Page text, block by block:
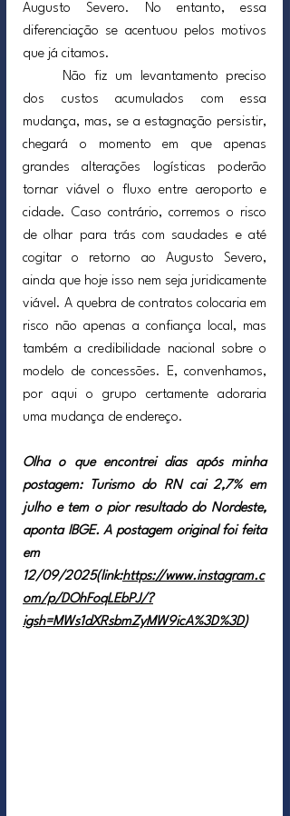
Augusto Severo. No entanto, essa
diferenciação se acentuou pelos motivos
que já citamos.
dos custos acumulados com essa
mudança, mas, se a estagnação persistir,
chegará o momento em que apenas
grandes alterações logísticas poderão
tornar viável o fluxo entre aeroporto e
cidade. Caso contrário, corremos o risco
de olhar para trás com saudades e até
cogitar o retorno ao Augusto Severo,
ainda que hoje isso nem seja juridicamente
viável. A quebra de contratos colocaria em
risco não apenas a confiança local, mas
também a credibilidade nacional sobre o
modelo de concessões. E, convenhamos,
por aqui o grupo certamente adoraria
uma mudança de endereço.
Olha o que encontrei dias após minha
postagem: Turismo do RN cai 2,7% em
julho e tem o pior resultado do Nordeste,
aponta IBGE. A postagem original foi feita
em
12/09/2025(link:https://www.instagram.c
om/p/DOhFoqLEbPJ/?
igsh=MWs1dXRsbmZyMW9icA%3D%3D)